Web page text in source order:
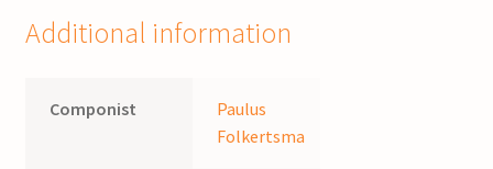
Additional information
Componist
Paulus
Folkertsma